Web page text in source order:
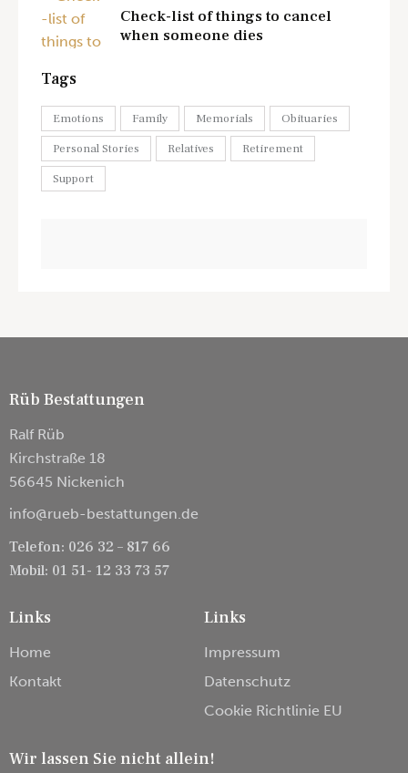
Check-list of things to cancel
when someone dies
Tags
Emotions Family Memorials Obituaries
Personal Stories Relatives Retirement
Support
Rüb Bestattungen
Ralf Rüb
Kirchstraße 18
56645 Nickenich
info@rueb-bestattungen.de
Telefon: 026 32 – 817 66
Mobil: 01 51- 12 33 73 57
Links
Home
Kontakt
Links
Impressum
Datenschutz
Cookie Richtlinie EU
Wir lassen Sie nicht allein!